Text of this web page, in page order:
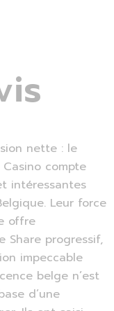
nette : le
compte
intéressantes
Leur force
offre
Share progressif,
impeccable
belge n’est
d’une